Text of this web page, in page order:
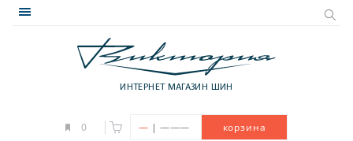
ИНТЕРНЕТ МАГАЗИН ШИН
0 — | ——— корзина